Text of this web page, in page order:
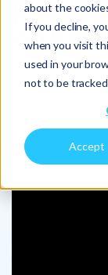
about the
If you decline,
when you visit
used in your
not to be
Accept
en
Conoce la
de ingresos,